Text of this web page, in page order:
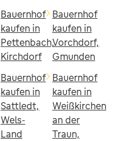
Bauernhof
kaufen in
Pettenbach,
Kirchdorf
Bauernhof
kaufen in
Sattledt,
Wels-
Land
Bauernhof
kaufen in
Vorchdorf,
Gmunden
Bauernhof
kaufen in
Weißkirchen
an der
Traun,